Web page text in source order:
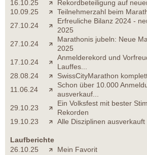
16.10.25
Rekordbeteiligung auf
10.09.25
Teilnehmerzahl beim
27.10.24
Erfreuliche Bilanz 2024 -
2025
27.10.24
Marathonis jubeln: Neue
2025
17.10.24
Anmelderekord und
Lauffes...
28.08.24
SwissCityMarathon
11.06.24
Schon über 10.000
ausverkauf...
29.10.23
Ein Volksfest mit bester
Rekorden
19.10.23
Alle Disziplinen ausverkauft
Laufberichte
26.10.25
Mein Favorit